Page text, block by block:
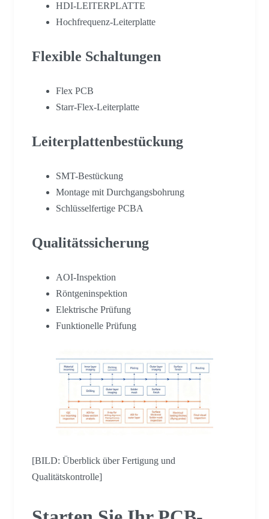
HDI-LEITERPLATTE
Hochfrequenz-Leiterplatte
Flexible Schaltungen
Flex PCB
Starr-Flex-Leiterplatte
Leiterplattenbestückung
SMT-Bestückung
Montage mit Durchgangsbohrung
Schlüsselfertige PCBA
Qualitätssicherung
AOI-Inspektion
Röntgeninspektion
Elektrische Prüfung
Funktionelle Prüfung
[BILD: Überblick über Fertigung und
Qualitätskontrolle]